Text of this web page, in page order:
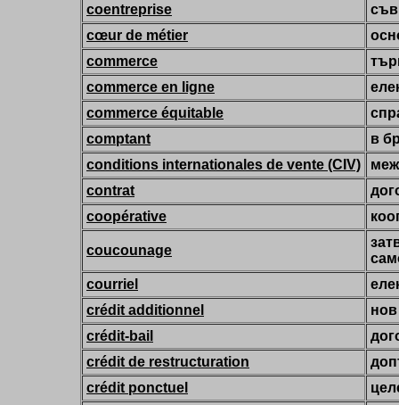
coentreprise
cœur de métier
commerce
commerce en ligne
commerce équitable
comptant
в
conditions internationales de vente (CIV)
contrat
coopérative
coucounage
courriel
crédit additionnel
crédit-bail
crédit de restructuration
crédit ponctuel